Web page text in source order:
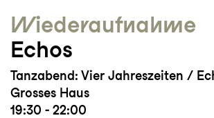
Wieder­aufnahme
Echos
Tanzabend: Vier Jahreszeiten /
Grosses Haus
19:30 - 22:00